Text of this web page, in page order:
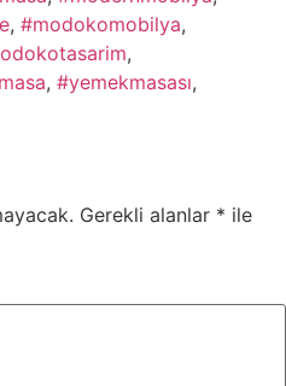
, #modokomobilya,
,
, #yemekmasası,
Gerekli alanlar * ile